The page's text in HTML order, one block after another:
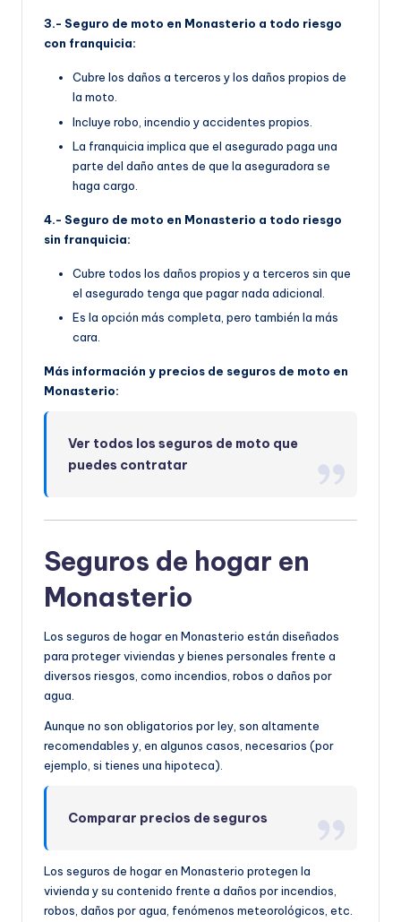
3.- Seguro de moto en Monasterio a todo riesgo
con franquicia:
Cubre los daños a terceros y los daños propios de
la moto.
Incluye robo, incendio y accidentes propios.
La franquicia implica que el asegurado paga una
parte del daño antes de que la aseguradora se
haga cargo.
4.- Seguro de moto en Monasterio a todo riesgo
sin franquicia:
Cubre todos los daños propios y a terceros sin que
el asegurado tenga que pagar nada adicional.
Es la opción más completa, pero también la más
cara.
Más información y precios de seguros de moto en
Monasterio:
Ver todos los seguros de moto que
puedes contratar
Seguros de hogar en
Monasterio
Los seguros de hogar en Monasterio están diseñados
para proteger viviendas y bienes personales frente a
diversos riesgos, como incendios, robos o daños por
agua.
Aunque no son obligatorios por ley, son altamente
recomendables y, en algunos casos, necesarios (por
ejemplo, si tienes una hipoteca).
Comparar precios de seguros
Los seguros de hogar en Monasterio protegen la
vivienda y su contenido frente a daños por incendios,
robos, daños por agua, fenómenos meteorológicos, etc.